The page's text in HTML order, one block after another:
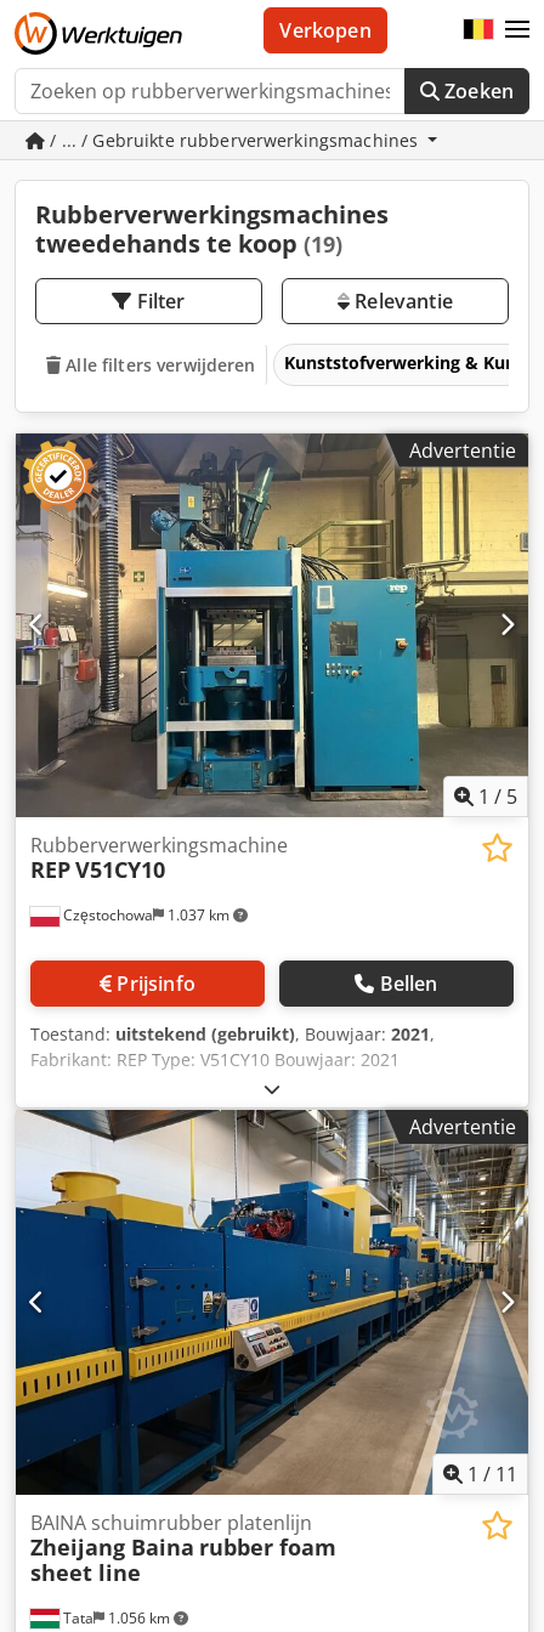
Zoeken
Verkopen
/ ... / Gebruikte rubberverwerkingsmachines
Rubberverwerkingsmachines
tweedehands te koop (19)
Filter Relevantie
Alle filters verwijderen Kunststofverwerking &
Advertentie
1 / 5
Częstochowa 1.037 km
Rubberverwerkingsmachine
REPV51CY10
Prijsinfo Bellen
Toestand: uitstekend (gebruikt), Bouwjaar: 2021,
Fabrikant: REP Type: V51CY10 Bouwjaar: 2021
Serienummer: V51CY1021128034 Sluitkracht: 2.500 kN
Afstand tussen de kolommen: 630 mm Gewicht van de
machine: 5.490 kg Aantal: 1 stuk Chedpfx Akszl Dfxjksa
Categorie: Spuitgietmachines voor kunststoffen /
verpakkingen Type machine: Spuitgietmachine voor rubber
(Rubber-spuitgietmachine)
Advertentie
1 / 11
Tata 1.056 km
BAINA schuimrubber platenlijn
Zheijang Baina rubber foam
sheet line